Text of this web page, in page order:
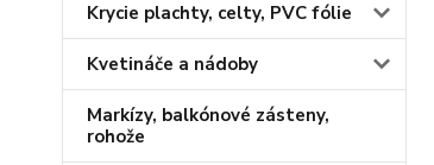
Krycie plachty, celty, PVC fólie
Kvetináče a nádoby
Markízy, balkónové zásteny,
rohože